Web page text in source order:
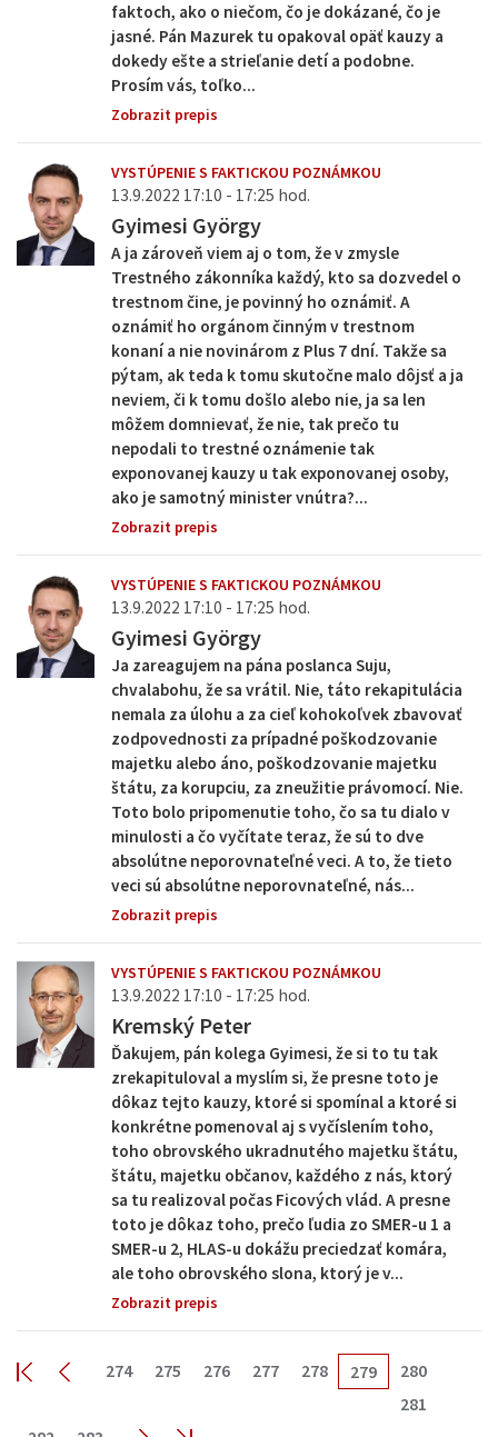
faktoch, ako o niečom, čo je dokázané, čo je
jasné. Pán Mazurek tu opakoval opäť kauzy a
dokedy ešte a strieľanie detí a podobne.
Prosím vás, toľko...
Zobrazit prepis
VYSTÚPENIE S FAKTICKOU POZNÁMKOU
13.9.2022 17:10 - 17:25 hod.
Gyimesi György
A ja zároveň viem aj o tom, že v zmysle
Trestného zákonníka každý, kto sa dozvedel o
trestnom čine, je povinný ho oznámiť. A
oznámiť ho orgánom činným v trestnom
konaní a nie novinárom z Plus 7 dní. Takže sa
pýtam, ak teda k tomu skutočne malo dôjsť a ja
neviem, či k tomu došlo alebo nie, ja sa len
môžem domnievať, že nie, tak prečo tu
nepodali to trestné oznámenie tak
exponovanej kauzy u tak exponovanej osoby,
ako je samotný minister vnútra?...
Zobrazit prepis
VYSTÚPENIE S FAKTICKOU POZNÁMKOU
13.9.2022 17:10 - 17:25 hod.
Gyimesi György
Ja zareagujem na pána poslanca Suju,
chvalabohu, že sa vrátil. Nie, táto rekapitulácia
nemala za úlohu a za cieľ kohokoľvek zbavovať
zodpovednosti za prípadné poškodzovanie
majetku alebo áno, poškodzovanie majetku
štátu, za korupciu, za zneužitie právomocí. Nie.
Toto bolo pripomenutie toho, čo sa tu dialo v
minulosti a čo vyčítate teraz, že sú to dve
absolútne neporovnateľné veci. A to, že tieto
veci sú absolútne neporovnateľné, nás...
Zobrazit prepis
VYSTÚPENIE S FAKTICKOU POZNÁMKOU
13.9.2022 17:10 - 17:25 hod.
Kremský Peter
Ďakujem, pán kolega Gyimesi, že si to tu tak
zrekapituloval a myslím si, že presne toto je
dôkaz tejto kauzy, ktoré si spomínal a ktoré si
konkrétne pomenoval aj s vyčíslením toho,
toho obrovského ukradnutého majetku štátu,
štátu, majetku občanov, každého z nás, ktorý
sa tu realizoval počas Ficových vlád. A presne
toto je dôkaz toho, prečo ľudia zo SMER-u 1 a
SMER-u 2, HLAS-u dokážu preciedzať komára,
ale toho obrovského slona, ktorý je v...
Zobrazit prepis
274 275 276 277 278 279
280
281